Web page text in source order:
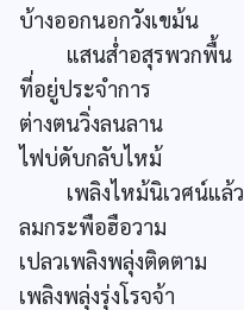
บ้างออกนอกวังเขม้น
แสนส่ำอสุรพวกพื้น
ที่อยู่ประจำการ
ต่างตนวิ่งลนลาน
ไฟบ่ดับกลับไหม้
เพลิงไหม้นิเวศน์แล้ว
ลมกระพือฮือวาม
เปลวเพลิงพลุ่งติดตาม
เพลิงพลุ่งรุ่งโรจจ้า